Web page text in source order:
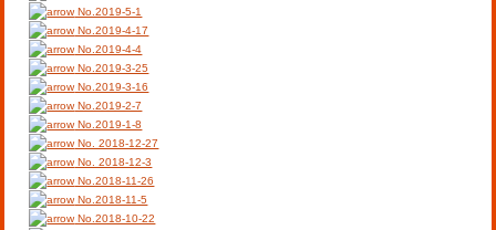
No.2019-5-1
No.2019-4-17
No.2019-4-4
No.2019-3-25
No.2019-3-16
No.2019-2-7
No.2019-1-8
No. 2018-12-27
No. 2018-12-3
No.2018-11-26
No.2018-11-5
No.2018-10-22